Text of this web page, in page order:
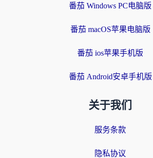
番茄 Windows PC电脑版
番茄 macOS苹果电脑版
番茄 ios苹果手机版
番茄 Android安卓手机版
关于我们
服务条款
隐私协议